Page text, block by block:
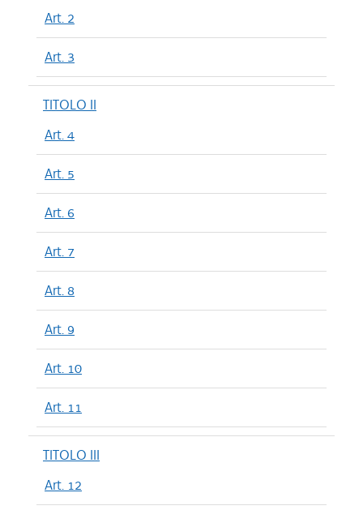
Art. 2
Art. 3
TITOLO II
Art. 4
Art. 5
Art. 6
Art. 7
Art. 8
Art. 9
Art. 10
Art. 11
TITOLO III
Art. 12